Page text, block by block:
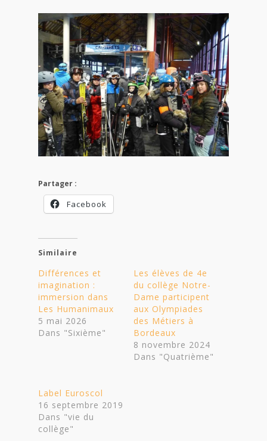
Partager :
Facebook
Similaire
Différences et
imagination :
immersion dans
Les Humanimaux
5 mai 2026
Dans "Sixième"
Les élèves de 4e
du collège Notre-
Dame participent
aux Olympiades
des Métiers à
Bordeaux
8 novembre 2024
Dans "Quatrième"
Label Euroscol
16 septembre 2019
Dans "vie du
collège"